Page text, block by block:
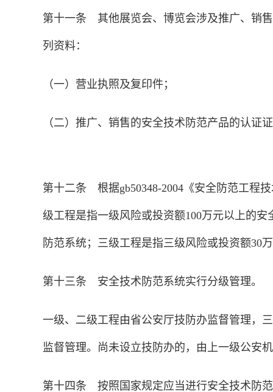
第十一条 其他展览会、博览会涉及推广、销
列资料：
（一）营业执照及复印件；
（二）推广、销售的安全技术防范产品的认证
第十二条 根据gb50348-2004《安全防范工程
级工程是指一级风险或投资额100万元以上的
防范系统；三级工程是指三级风险或投资额30
第十三条 安全技术防范系统实行分级管理。
一级、二级工程由省公安厅技防办监督管理，
监督管理。尚未设立技防办的，由上一级公安
第十四条 按照国家规定应当进行安全技术防